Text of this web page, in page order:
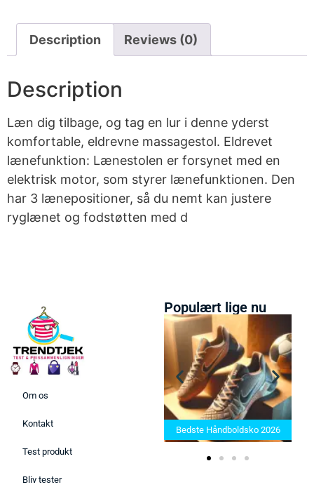
Description Reviews (0)
Description
Læn dig tilbage, og tag en lur i denne yderst
komfortable, eldrevne massagestol. Eldrevet
lænefunktion: Lænestolen er forsynet med en
elektrisk motor, som styrer lænefunktionen. Den
har 3 lænepositioner, så du nemt kan justere
ryglænet og fodstøtten med d
Om os
Kontakt
Test produkt
Bliv tester
Populært lige nu
Bedste Saunatæppe 2025 –
Find de bedste produkter her!
Bedste Håndboldsko 2026